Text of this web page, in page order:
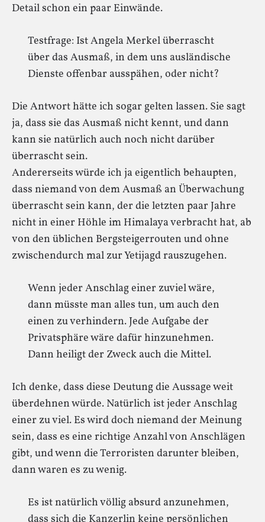
Detail schon ein paar Einwände.
Testfrage: Ist Angela Merkel überrascht
über das Ausmaß, in dem uns ausländische
Dienste offenbar ausspähen, oder nicht?
Die Antwort hätte ich sogar gelten lassen. Sie sagt
ja, dass sie das Ausmaß nicht kennt, und dann
kann sie natürlich auch noch nicht darüber
überrascht sein.
Andererseits würde ich ja eigentlich behaupten,
dass niemand von dem Ausmaß an Überwachung
überrascht sein kann, der die letzten paar Jahre
nicht in einer Höhle im Himalaya verbracht hat, ab
von den üblichen Bergsteigerrouten und ohne
zwischendurch mal zur Yetijagd rauszugehen.
Wenn jeder Anschlag einer zuviel wäre,
dann müsste man alles tun, um auch den
einen zu verhindern. Jede Aufgabe der
Privatsphäre wäre dafür hinzunehmen.
Dann heiligt der Zweck auch die Mittel.
Ich denke, dass diese Deutung die Aussage weit
überdehnen würde. Natürlich ist jeder Anschlag
einer zu viel. Es wird doch niemand der Meinung
sein, dass es eine richtige Anzahl von Anschlägen
gibt, und wenn die Terroristen darunter bleiben,
dann waren es zu wenig.
Es ist natürlich völlig absurd anzunehmen,